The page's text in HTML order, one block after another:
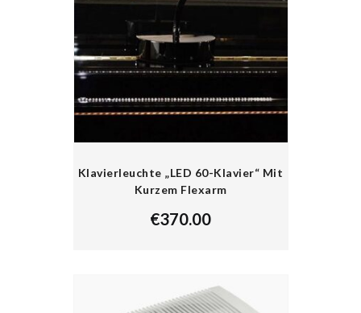
Klavierleuchte „LED 60-Klavier“ Mit
Kurzem Flexarm
€370.00